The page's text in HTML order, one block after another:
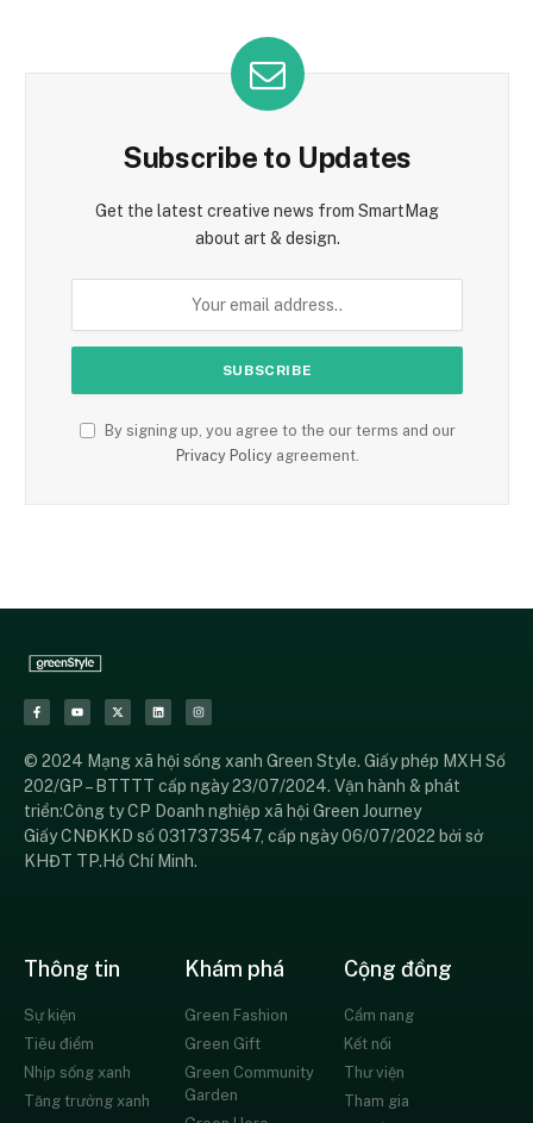
Subscribe to Updates
Get the latest creative news from SmartMag
about art & design.
By signing up, you agree to the our terms and our
Privacy Policyagreement.
© 2024 Mạng xã hội sống xanh Green Style. Giấy phép MXH Số
202/GP – BTTTT cấp ngày 23/07/2024. Vận hành & phát
triển:Công ty CP Doanh nghiệp xã hội Green Journey
Giấy CNĐKKD số 0317373547, cấp ngày 06/07/2022 bởi sở
KHĐT TP.Hồ Chí Minh.
Thông tin
Sự kiện
Tiêu điểm
Nhịp sống xanh
Tăng trưởng xanh
Khám phá
Green Fashion
Green Gift
Green Community
Garden
Cộng đồng
Cẩm nang
Kết nối
Thư viện
Tham gia